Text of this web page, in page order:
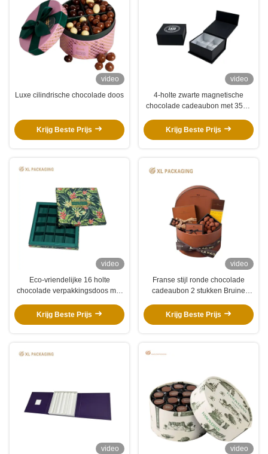
video
Luxe cilindrische chocolade doos
Krijg Beste Prijs
video
4-holte zwarte magnetische
chocolade cadeaubon met 350g
Krijg Beste Prijs
video
Eco-vriendelijke 16 holte
chocolade verpakkingsdoos met
bloemenontwerp
Krijg Beste Prijs
video
Franse stijl ronde chocolade
cadeaubon 2 stukken Bruine
gouden folie logo & satine lint
Krijg Beste Prijs
video
video